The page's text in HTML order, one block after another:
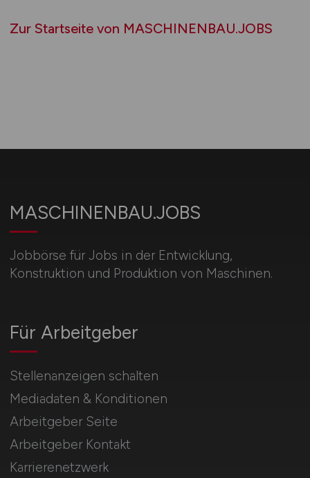
Zur Startseite von MASCHINENBAU.JOBS
MASCHINENBAU.JOBS
Jobbörse für Jobs in der Entwicklung,
Konstruktion und Produktion von Maschinen.
Für Arbeitgeber
Stellenanzeigen schalten
Mediadaten & Konditionen
Arbeitgeber Seite
Arbeitgeber Kontakt
Karrierenetzwerk